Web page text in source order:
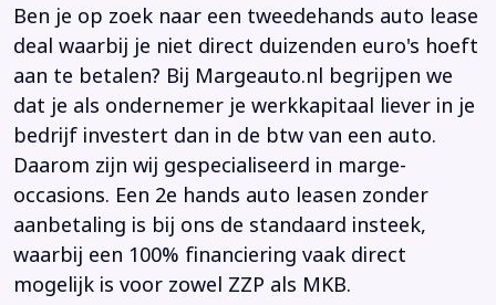
Ben je op zoek naar een tweedehands auto lease
deal waarbij je niet direct duizenden euro's hoeft
aan te betalen? Bij Margeauto.nl begrijpen we
dat je als ondernemer je werkkapitaal liever in je
bedrijf investert dan in de btw van een auto.
Daarom zijn wij gespecialiseerd in marge-
occasions. Een 2e hands auto leasen zonder
aanbetaling is bij ons de standaard insteek,
waarbij een 100% financiering vaak direct
mogelijk is voor zowel ZZP als MKB.